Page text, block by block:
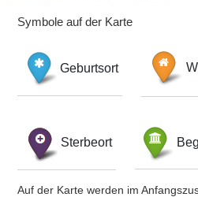
Symbole auf der Karte
Geburtsort
Sterbeort
Auf der Karte werden im